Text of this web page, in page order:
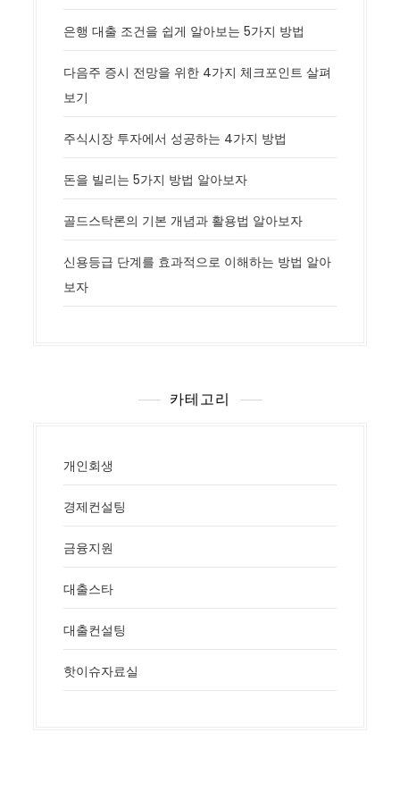
은행 대출 조건을 쉽게 알아보는 5가지 방법
다음주 증시 전망을 위한 4가지 체크포인트 살펴
보기
주식시장 투자에서 성공하는 4가지 방법
돈을 빌리는 5가지 방법 알아보자
골드스탁론의 기본 개념과 활용법 알아보자
신용등급 단계를 효과적으로 이해하는 방법 알아
보자
카테고리
개인회생
경제컨설팅
금융지원
대출스타
대출컨설팅
핫이슈자료실